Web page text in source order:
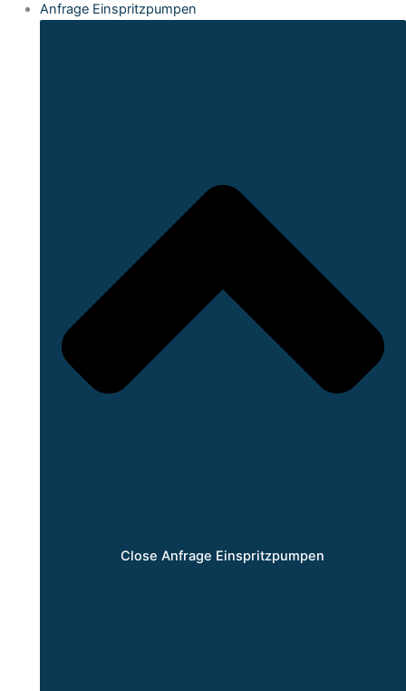
Anfrage Einspritzpumpen
Close Anfrage Einspritzpumpen